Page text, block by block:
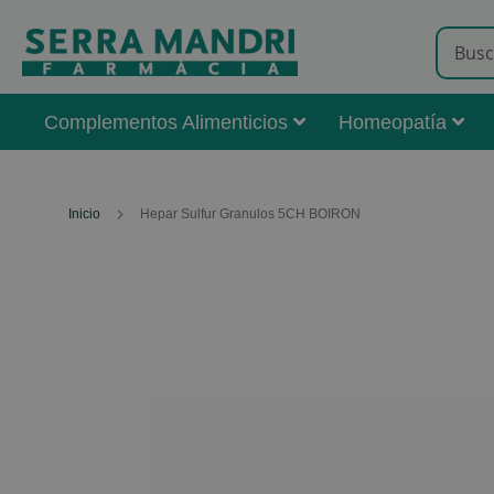
Complementos Alimenticios Homeopatía
Inicio Hepar Sulfur Granulos 5CH BOIRON